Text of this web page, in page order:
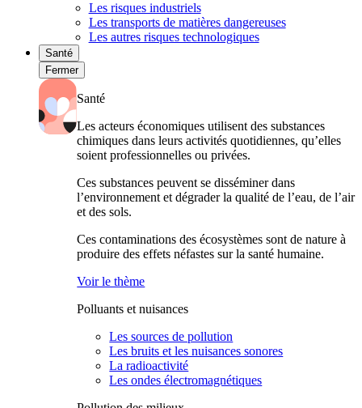
Les risques industriels
Les transports de matières dangereuses
Les autres risques technologiques
Santé
Fermer
Santé
Les acteurs économiques utilisent des substances
chimiques dans leurs activités quotidiennes, qu’elles
soient professionnelles ou privées.
Ces substances peuvent se disséminer dans
l’environnement et dégrader la qualité de l’eau, de l’air
et des sols.
Ces contaminations des écosystèmes sont de nature à
produire des effets néfastes sur la santé humaine.
Voir le thème
Polluants et nuisances
Les sources de pollution
Les bruits et les nuisances sonores
La radioactivité
Les ondes électromagnétiques